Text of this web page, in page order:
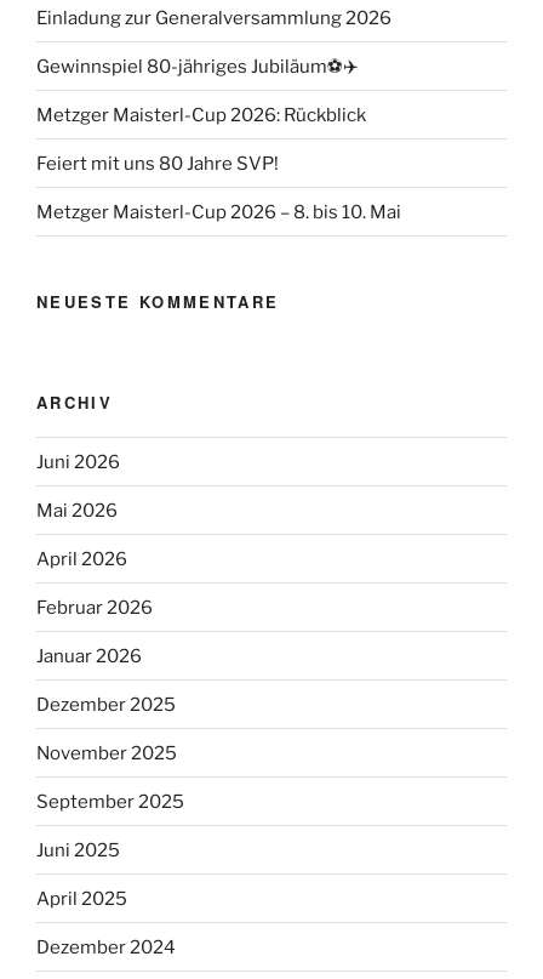
Einladung zur Generalversammlung 2026
Gewinnspiel 80-jähriges Jubiläum⚽️✈️
Metzger Maisterl-Cup 2026: Rückblick
Feiert mit uns 80 Jahre SVP!
Metzger Maisterl-Cup 2026 – 8. bis 10. Mai
NEUESTE KOMMENTARE
ARCHIV
Juni 2026
Mai 2026
April 2026
Februar 2026
Januar 2026
Dezember 2025
November 2025
September 2025
Juni 2025
April 2025
Dezember 2024